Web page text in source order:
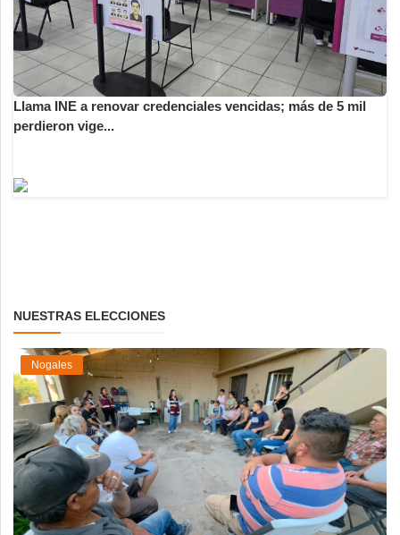
Llama INE a renovar credenciales vencidas; más de 5 mil
perdieron vige...
NUESTRAS ELECCIONES
Nogales